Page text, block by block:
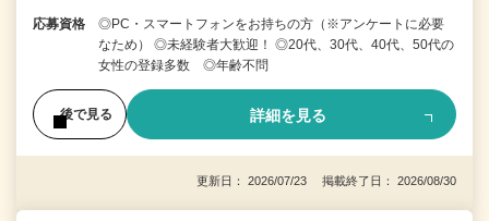
応募資格
◎PC・スマートフォンをお持ちの方（※アンケートに必要
なため） ◎未経験者大歓迎！ ◎20代、30代、40代、50代の
女性の登録多数 ◎年齢不問
後で見る 詳細を見る
更新日： 2026/07/23 掲載終了日： 2026/08/30